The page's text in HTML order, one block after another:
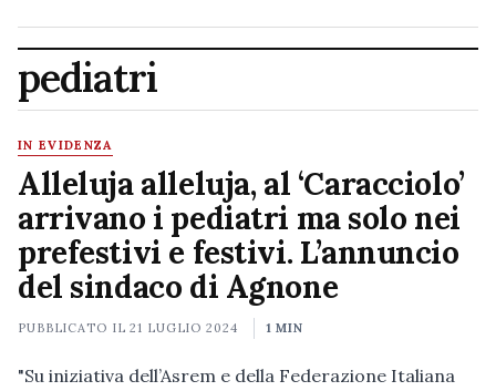
pediatri
IN EVIDENZA
Alleluja alleluja, al ‘Caracciolo’
arrivano i pediatri ma solo nei
prefestivi e festivi. L’annuncio
del sindaco di Agnone
PUBBLICATO IL21 LUGLIO 2024 1 MIN
"Su iniziativa dell’Asrem e della Federazione Italiana